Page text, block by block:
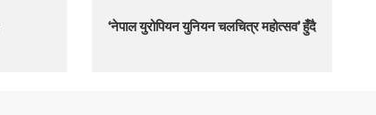
‘नेपाल युरोपियन युनियन चलचित्र महोत्सव’ हुँदै